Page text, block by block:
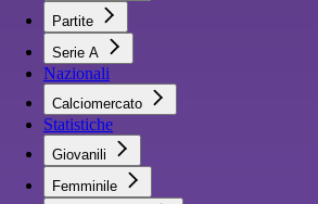
Partite
Serie A
Nazionali
Calciomercato
Statistiche
Giovanili
Femminile